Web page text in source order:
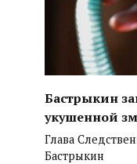
Бастрыкин
укушенной
Глава
Бастрыкин